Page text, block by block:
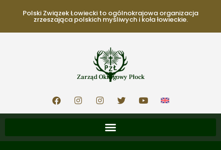
Polski Związek Łowiecki to ogólnokrajowa organizacja
zrzeszająca polskich myśliwych i koła łowieckie.
Zarząd Okręgowy Płock